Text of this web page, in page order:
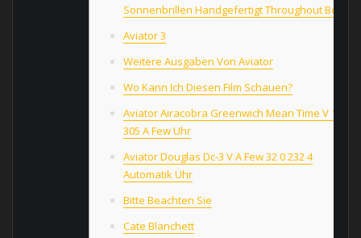
Sonnenbrillen Handgefertigt Throughout Berlin
Aviator 3
Weitere Ausgaben Von Aviator
Wo Kann Ich Diesen Film Schauen?
Aviator Airacobra Greenwich Mean Time V 1 37 7
305 A Few Uhr
Aviator Douglas Dc-3 V A Few 32 0 232 4
Automatik Uhr
Bitte Beachten Sie
Cate Blanchett